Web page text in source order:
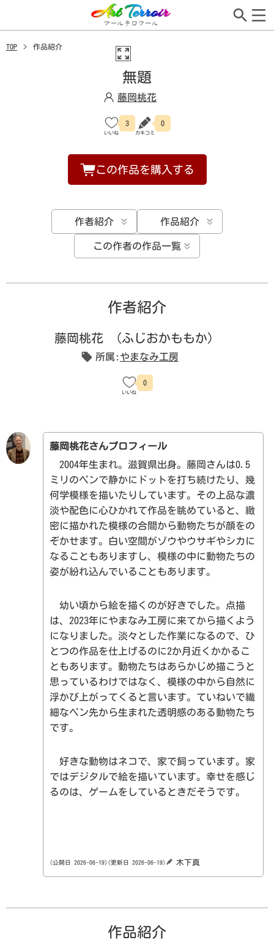
TOPページ
作品検索
事業所・作者紹介
アールテロワールとは
カート
TOP 作品紹介
無題
藤岡桃花
3 0
この作品を購入する
作者紹介 作品紹介
この作者の作品一覧
作者紹介
藤岡桃花 （ふじおかももか）
所属: やまなみ工房
0
藤岡桃花さんプロフィール
2004年生まれ。滋賀県出身。藤岡さんは0.5
ミリのペンで静かにドットを打ち続けたり、幾
何学模様を描いたりしています。その上品な濃
淡や配色に心ひかれて作品を眺めていると、緻
密に描かれた模様の合間から動物たちが顔をの
ぞかせます。白い空間がゾウやウサギやシカに
なることもありますし、模様の中に動物たちの
姿が紛れ込んでいることもあります。
幼い頃から絵を描くのが好きでした。点描
は、2023年にやまなみ工房に来てから描くよう
になりました。淡々とした作業になるので、ひ
とつの作品を仕上げるのに2か月近くかかるこ
ともあります。動物たちはあらかじめ描こうと
思っているわけではなく、模様の中から自然に
浮かび上がってくると言います。ていねいで繊
細なペン先から生まれた透明感のある動物たち
です。
好きな動物はネコで、家で飼っています。家
ではデジタルで絵を描いています。幸せを感じ
るのは、ゲームをしているときだそうです。
(公開日 2026-06-19) (更新日 2026-06-19) 木下真
作品紹介